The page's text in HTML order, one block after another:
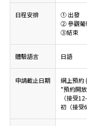
日程安排
① 出發
② 參觀葡
➂結束
體驗語言 日語
申請截止日期
網上預約
*預約開
（接受
初（接受